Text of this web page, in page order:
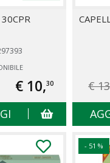
30CPR
€ 10,30 €
- 51 %